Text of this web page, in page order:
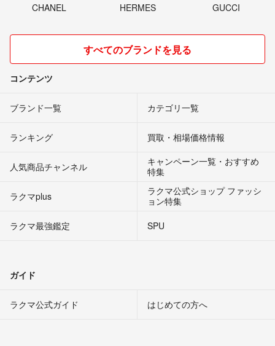
CHANEL HERMES GUCCI
すべてのブランドを見る
コンテンツ
ブランド一覧 カテゴリ一覧
ランキング 買取・相場価格情報
人気商品チャンネル
キャンペーン一覧・おすすめ
特集
ラクマplus
ラクマ公式ショップ ファッシ
ョン特集
ラクマ最強鑑定
SPU
ガイド
ラクマ公式ガイド はじめての方へ